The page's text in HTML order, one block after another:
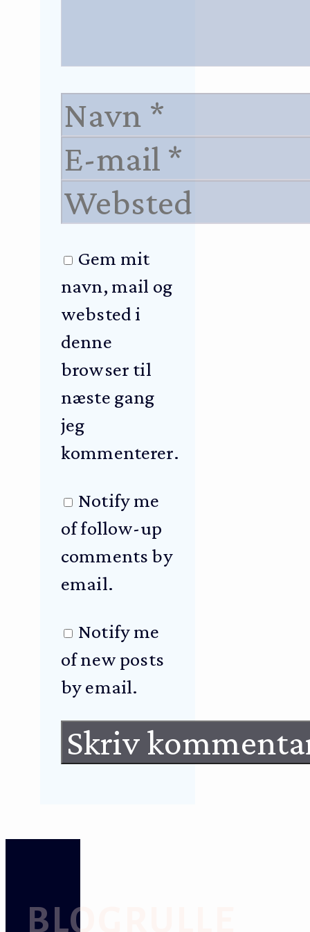
Navn
E-
mail
Websted
Gem mit
navn, mail og
websted i
denne
browser til
næste gang
jeg
kommenterer.
Notify me
of follow-up
comments by
email.
Notify me
of new posts
by email.
BLOGRULLE